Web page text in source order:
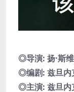
◎导演: 扬·斯
◎编剧: 兹旦内
◎主演: 兹旦内